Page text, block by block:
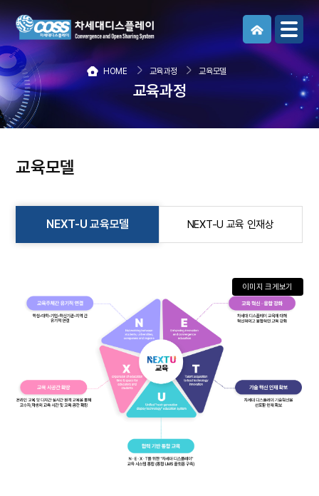
메뉴보기
HOME 교육과정 교육모델
교육과정
교육모델
NEXT-U 교육모델 NEXT-U 교육 인재상
이미지 크게보기